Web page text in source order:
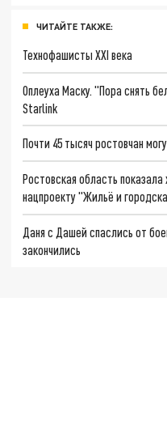
ЧИТАЙТЕ ТАКЖЕ:
Технофашисты XXI века
Оплеуха Маску. "Пора снять
Starlink
Почти 45 тысяч ростовчан
Ростовская область
нацпроекту "Жильё и
Даня с Дашей спаслись от
закончились